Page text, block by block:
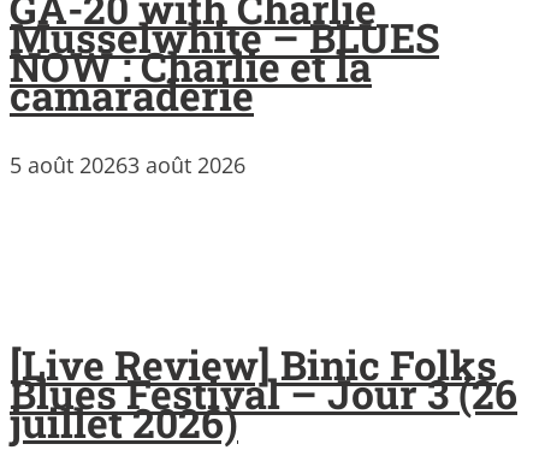
Musselwhite – BLUES
NOW : Charlie et la
camaraderie
5 août 20263 août 2026
[Live Review] Binic Folks
Blues Festival – Jour 3 (26
juillet 2026)